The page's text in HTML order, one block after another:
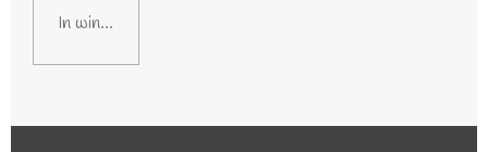
In winkelwagen